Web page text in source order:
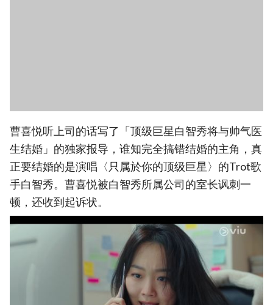
曹喜悦听上司的话写了「顶级巨星白智秀将与帅气医
生结婚」的独家报导，谁知完全搞错结婚的主角，真
正要结婚的是演唱〈只属於你的顶级巨星〉的Trot歌
手白智秀。曹喜悦被白智秀所属公司的室长讽刺一
顿，还收到起诉状。